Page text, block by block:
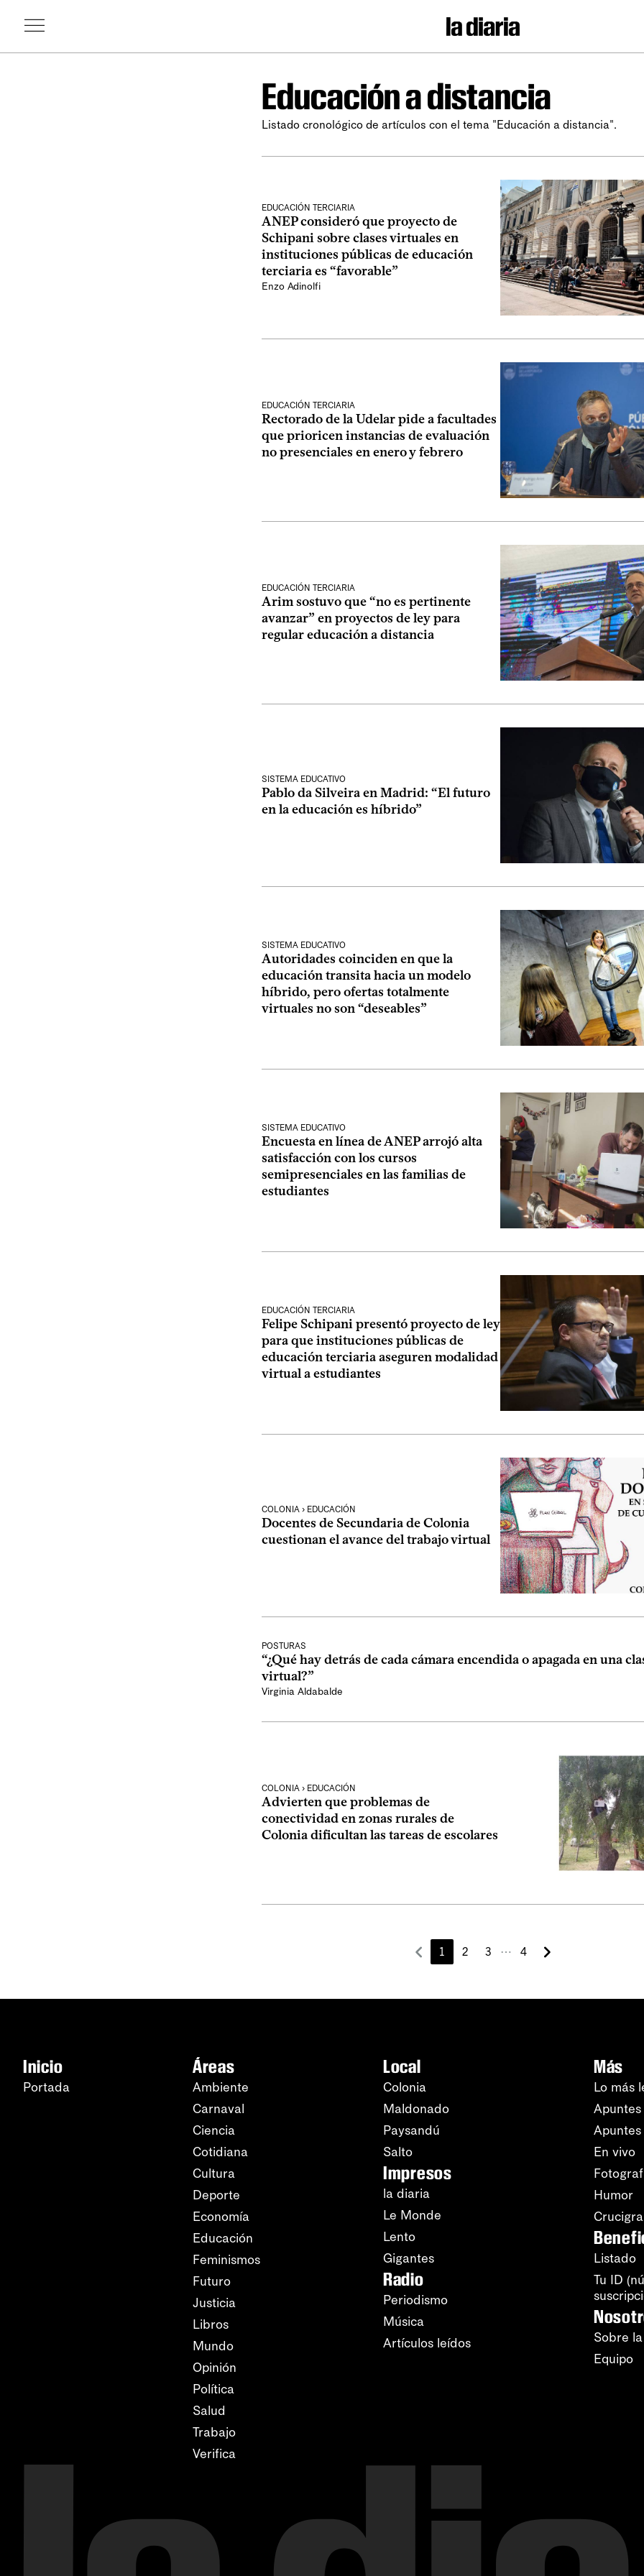
Educación a distancia
Listado cronológico de artículos con el tema "Educación a distancia".
EDUCACIÓN TERCIARIA
ANEP consideró que proyecto de
Schipani sobre clases virtuales en
instituciones públicas de educación
terciaria es “favorable”
Enzo Adinolfi
EDUCACIÓN TERCIARIA
Rectorado de la Udelar pide a facultades
que prioricen instancias de evaluación
no presenciales en enero y febrero
EDUCACIÓN TERCIARIA
Arim sostuvo que “no es pertinente
avanzar” en proyectos de ley para
regular educación a distancia
SISTEMA EDUCATIVO
Pablo da Silveira en Madrid: “El futuro
en la educación es híbrido”
SISTEMA EDUCATIVO
Autoridades coinciden en que la
educación transita hacia un modelo
híbrido, pero ofertas totalmente
virtuales no son “deseables”
SISTEMA EDUCATIVO
Encuesta en línea de ANEP arrojó alta
satisfacción con los cursos
semipresenciales en las familias de
estudiantes
EDUCACIÓN TERCIARIA
Felipe Schipani presentó proyecto de ley
para que instituciones públicas de
educación terciaria aseguren modalidad
virtual a estudiantes
COLONIA › EDUCACIÓN
Docentes de Secundaria de Colonia
cuestionan el avance del trabajo virtual
POSTURAS
“¿Qué hay detrás de cada cámara encendida o apagada en una
virtual?”
Virginia Aldabalde
COLONIA › EDUCACIÓN
Advierten que problemas de
conectividad en zonas rurales de
Colonia dificultan las tareas de escolares
1 2 3 ⋯ 4
Inicio
Portada
Áreas
Ambiente
Carnaval
Ciencia
Cotidiana
Cultura
Deporte
Economía
Educación
Feminismos
Futuro
Justicia
Libros
Mundo
Opinión
Política
Salud
Trabajo
Verifica
Local
Colonia
Maldonado
Paysandú
Salto
Impresos
la diaria
Le Monde
Lento
Gigantes
Radio
Periodismo
Música
Artículos leídos
Más
Lo más
En vivo
Humor
Listado
Tu ID
Sobre
Equipo